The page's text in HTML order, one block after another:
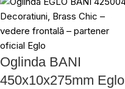
Oglinda BANI
450x10x275mm Eglo